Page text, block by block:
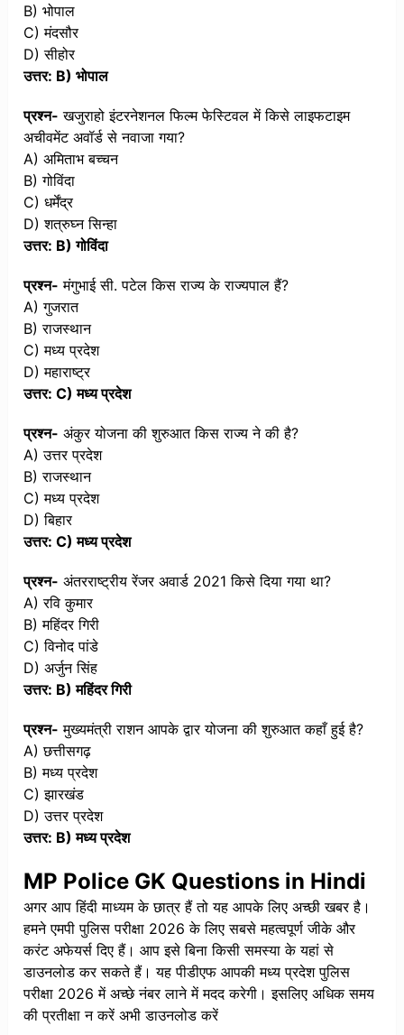
B) भोपाल
C) मंदसौर
D) सीहोर
उत्तर: B) भोपाल
प्रश्न- खजुराहो इंटरनेशनल फिल्म फेस्टिवल में किसे लाइफटाइम
अचीवमेंट अवॉर्ड से नवाजा गया?
A) अमिताभ बच्चन
B) गोविंदा
C) धर्मेंद्र
D) शत्रुघ्न सिन्हा
उत्तर: B) गोविंदा
प्रश्न- मंगुभाई सी. पटेल किस राज्य के राज्यपाल हैं?
A) गुजरात
B) राजस्थान
C) मध्य प्रदेश
D) महाराष्ट्र
उत्तर: C) मध्य प्रदेश
प्रश्न- अंकुर योजना की शुरुआत किस राज्य ने की है?
A) उत्तर प्रदेश
B) राजस्थान
C) मध्य प्रदेश
D) बिहार
उत्तर: C) मध्य प्रदेश
प्रश्न- अंतरराष्ट्रीय रेंजर अवार्ड 2021 किसे दिया गया था?
A) रवि कुमार
B) महिंदर गिरी
C) विनोद पांडे
D) अर्जुन सिंह
उत्तर: B) महिंदर गिरी
प्रश्न- मुख्यमंत्री राशन आपके द्वार योजना की शुरुआत कहाँ हुई है?
A) छत्तीसगढ़
B) मध्य प्रदेश
C) झारखंड
D) उत्तर प्रदेश
उत्तर: B) मध्य प्रदेश
MP Police GK Questions in Hindi
अगर आप हिंदी माध्यम के छात्र हैं तो यह आपके लिए अच्छी खबर है।
हमने एमपी पुलिस परीक्षा 2026 के लिए सबसे महत्वपूर्ण जीके और
करंट अफेयर्स दिए हैं। आप इसे बिना किसी समस्या के यहां से
डाउनलोड कर सकते हैं। यह पीडीएफ आपकी मध्य प्रदेश पुलिस
परीक्षा 2026 में अच्छे नंबर लाने में मदद करेगी। इसलिए अधिक समय
की प्रतीक्षा न करें अभी डाउनलोड करें